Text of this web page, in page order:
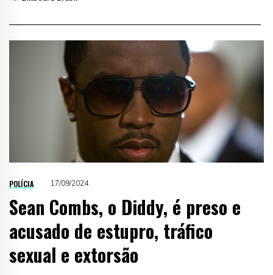
POLÍCIA 17/09/2024
Sean Combs, o Diddy, é preso e
acusado de estupro, tráfico
sexual e extorsão